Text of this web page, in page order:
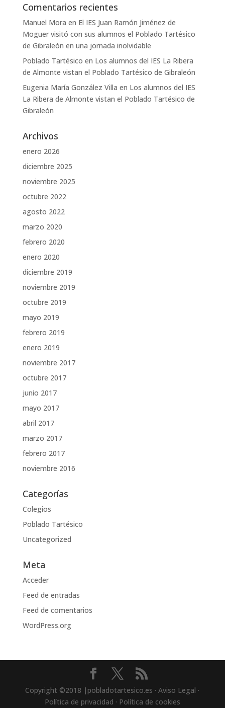
Comentarios recientes
Manuel Mora en El IES Juan Ramón Jiménez de
Moguer visitó con sus alumnos el Poblado Tartésico
de Gibraleón en una jornada inolvidable
Poblado Tartésico en Los alumnos del IES La Ribera
de Almonte vistan el Poblado Tartésico de Gibraleón
Eugenia María González Villa en Los alumnos del IES
La Ribera de Almonte vistan el Poblado Tartésico de
Gibraleón
Archivos
enero 2026
diciembre 2025
noviembre 2025
octubre 2022
agosto 2022
marzo 2020
febrero 2020
enero 2020
diciembre 2019
noviembre 2019
octubre 2019
mayo 2019
febrero 2019
enero 2019
noviembre 2017
octubre 2017
junio 2017
mayo 2017
abril 2017
marzo 2017
febrero 2017
noviembre 2016
Categorías
Colegios
Poblado Tartésico
Uncategorized
Meta
Acceder
Feed de entradas
Feed de comentarios
WordPress.org
Copyright ©2018 |pobladotartesico.es · Aviso Legal ·
Política de privacidad · Política de cookies